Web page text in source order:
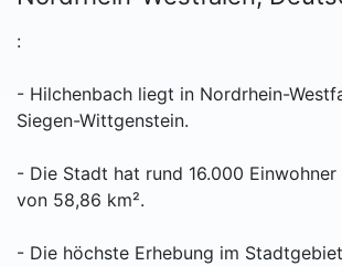
:
- Hilchenbach liegt in Nordrhein-
Siegen-Wittgenstein.
- Die Stadt hat rund 16.000 Einwohner
von 58,86 km².
- Die höchste Erhebung im